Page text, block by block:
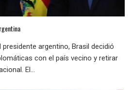
argentino, Brasil decidió
con el país vecino y retirar
El...